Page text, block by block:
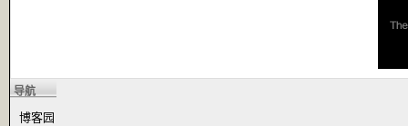
导航
博客园